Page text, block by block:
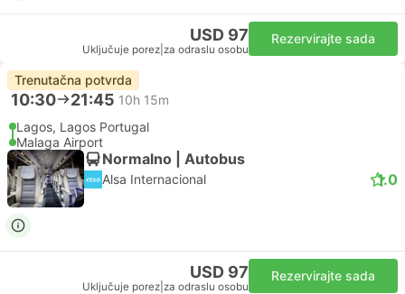
USD 97
Uključuje porez za odraslu osobu
Rezervirajte sada
Trenutačna potvrda
10:30 21:45 10h 15m
Lagos, Lagos Portugal
Malaga Airport
Normalno | Autobus
Alsa Internacional 1.0
USD 97
Uključuje porez za odraslu osobu
Rezervirajte sada